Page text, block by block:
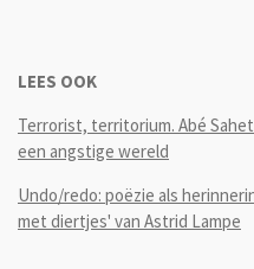
LEES OOK
Terrorist, territorium. Abé
een angstige wereld
Undo/redo: poëzie als
met diertjes' van Astrid Lampe